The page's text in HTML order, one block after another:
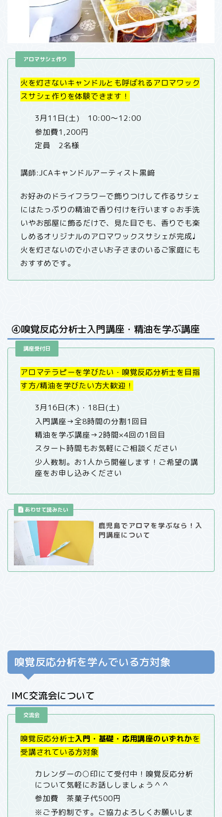
アロマサシェ作り
火を灯さないキャンドルとも呼ばれるアロマワック
スサシェ作りを体験できます！
3月11日(土) 10:00〜12:00
参加費1,200円
定員 2名様
講師:JCAキャンドルアーティスト黒﨑
お好みのドライフラワーで飾りつけして作るサシェ
にはたっぷりの精油で香り付けを行います☺︎お手洗
いやお部屋に飾るだけで、見た目でも、香りでも楽
しめるオリジナルのアロマワックスサシェが完成♩
火を灯さないので小さいお子さまのいるご家庭にも
おすすめです。
④嗅覚反応分析士入門講座・精油を学ぶ講座
講座受付日
アロマテラピーを学びたい・嗅覚反応分析士を目指
す方/精油を学びたい方大歓迎！
3月16日(木)・18日(土)
入門講座→全8時間の分割1回目
精油を学ぶ講座→2時間×4回の1回目
スタート時間もお気軽にご相談ください
少人数制。お1人から開催します！ご希望の講
座をお申し込みください
鹿児島でアロマを学ぶなら！入
門講座について
嗅覚反応分析を学んでいる方対象
IMC交流会について
交流会
嗅覚反応分析士入門・基礎・応用講座のいずれかを
受講されている方対象
カレンダーの○印にて受付中！嗅覚反応分析
について気軽にお話ししましょう＾＾
参加費 茶菓子代500円
※ご予約制です。ご協力よろしくお願いしま